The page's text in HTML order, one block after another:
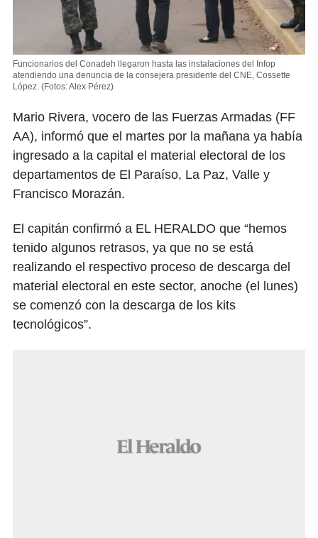
Funcionarios del Conadeh llegaron hasta las instalaciones del Infop
atendiendo una denuncia de la consejera presidente del CNE, Cossette
López. (Fotos: Alex Pérez)
Mario Rivera, vocero de las Fuerzas Armadas (FF
AA), informó que el martes por la mañana ya había
ingresado a la capital el material electoral de los
departamentos de El Paraíso, La Paz, Valle y
Francisco Morazán.
El capitán confirmó a EL HERALDO que “hemos
tenido algunos retrasos, ya que no se está
realizando el respectivo proceso de descarga del
material electoral en este sector, anoche (el lunes)
se comenzó con la descarga de los kits
tecnológicos”.